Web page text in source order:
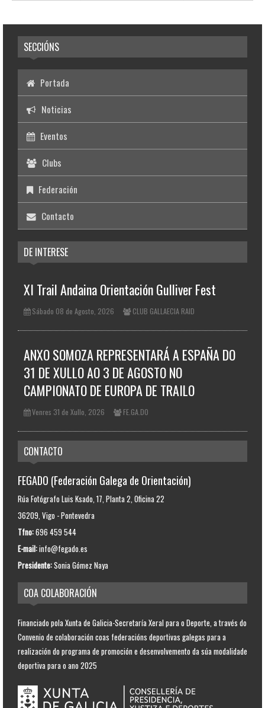
SECCIÓNS
Portada
Noticias
Eventos
Clubs
Federación
Contacto
DE INTERESE
XI Trail Andaina Orientación Gulliver Fest
Sábado 08 de Agosto, 2026 CLUB GALLAECIA RAID
ANXO SOMOZA REPRESENTARÁ A ESPAÑA DO
31 DE XULLO AO 3 DE AGOSTO NO
CAMPIONATO DE EUROPA DE TRAILO
Venres 31 de Xullo, 2026 FE.GA.DO
CONTACTO
FEGADO (Federación Galega de Orientación)
Rúa Fotógrafo Luis Ksado, 17, Planta 2, Oficina 22
36209, Vigo - Pontevedra
Tfno:696 459 544
E-mail:info@fegado.es
Presidente:Sonia Gómez Naya
COA COLABORACIÓN
Financiado pola Xunta de Galicia-Secretaría Xeral para o Deporte, a través do
Convenio de colaboración coas federacións deportivas galegas para a
realización do programa de promoción e desenvolvemento da súa modalidade
deportiva para o ano 2025